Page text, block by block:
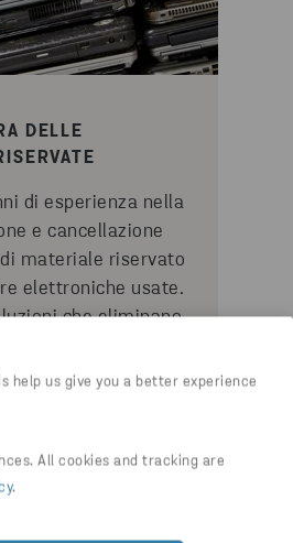
help us give you a better experience
All cookies and tracking are
.
DELLE
di esperienza nella
e cancellazione
materiale riservato
elettroniche usate.
che eliminano
di informazioni
in supporti di
elettronici
aiuta a rispettare la